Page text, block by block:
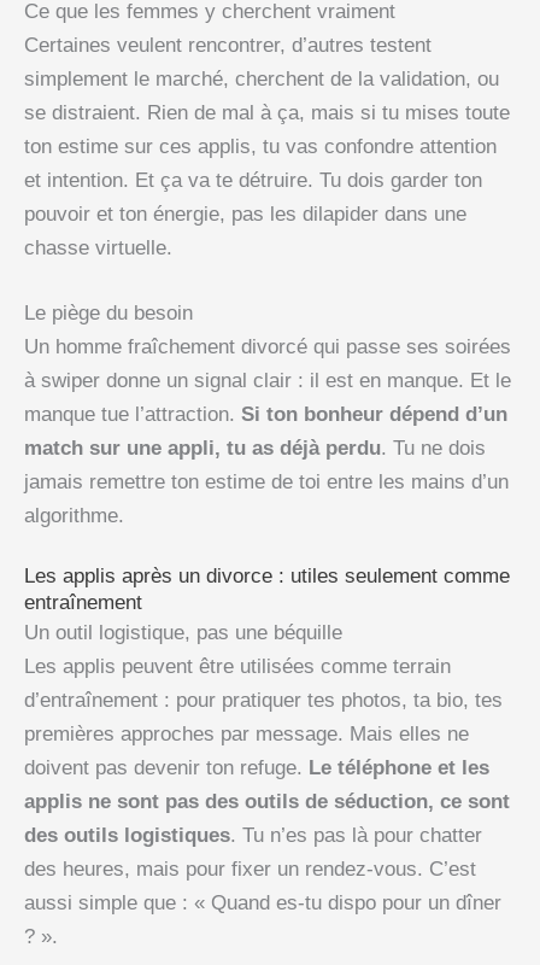
Ce que les femmes y cherchent vraiment
Certaines veulent rencontrer, d’autres testent
simplement le marché, cherchent de la validation, ou
se distraient. Rien de mal à ça, mais si tu mises toute
ton estime sur ces applis, tu vas confondre attention
et intention. Et ça va te détruire. Tu dois garder ton
pouvoir et ton énergie, pas les dilapider dans une
chasse virtuelle.
Le piège du besoin
Un homme fraîchement divorcé qui passe ses soirées
à swiper donne un signal clair : il est en manque. Et le
manque tue l’attraction. Si ton bonheur dépend d’un
match sur une appli, tu as déjà perdu. Tu ne dois
jamais remettre ton estime de toi entre les mains d’un
algorithme.
Les applis après un divorce : utiles seulement comme
entraînement
Un outil logistique, pas une béquille
Les applis peuvent être utilisées comme terrain
d’entraînement : pour pratiquer tes photos, ta bio, tes
premières approches par message. Mais elles ne
doivent pas devenir ton refuge. Le téléphone et les
applis ne sont pas des outils de séduction, ce sont
des outils logistiques. Tu n’es pas là pour chatter
des heures, mais pour fixer un rendez-vous. C’est
aussi simple que : « Quand es-tu dispo pour un dîner
? ».